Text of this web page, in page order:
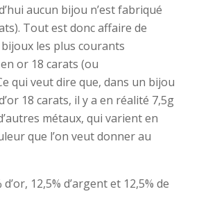
aucun bijou n’est fabriqué
Tout est donc affaire de
les plus courants
or 18 carats (ou
qui veut dire que, dans un bijou
18 carats, il y a en réalité 7,5g
métaux, qui varient en
que l’on veut donner au
12,5% d’argent et 12,5% de